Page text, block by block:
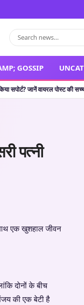
GOSSIP
वायरल पोस्ट की सच्चाई•🔥
पत्नी
एक खुशहाल जीवन
दोनों के बीच
की एक बेटी है